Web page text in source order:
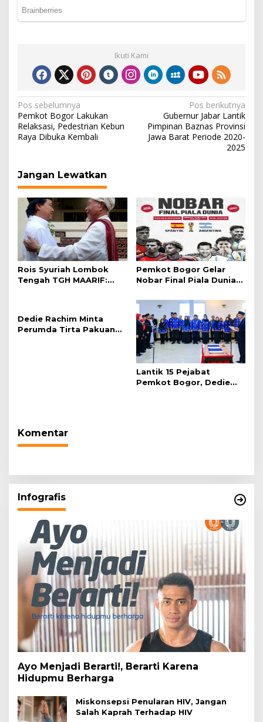
Ikuti Kami
Navigasi
pos
Pos sebelumnya
Pemkot Bogor Lakukan
Relaksasi, Pedestrian Kebun
Raya Dibuka Kembali
Pos berikutnya
Gubernur Jabar Lantik
Pimpinan Baznas Provinsi
Jawa Barat Periode 2020-
2025
Jangan Lewatkan
Rois Syuriah Lombok
Tengah TGH MAARIF:
Pemkot Bogor Gelar
Nobar Final Piala Dunia
Dedie Rachim Minta
Perumda Tirta Pakuan
Lantik 15 Pejabat
Pemkot Bogor, Dedie
Komentar
Infografis
Ayo Menjadi Berarti!, Berarti Karena
Hidupmu Berharga
Miskonsepsi Penularan HIV, Jangan
Salah Kaprah Terhadap HIV